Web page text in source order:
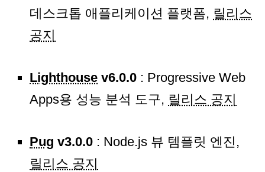
데스크톱 애플리케이션 플랫폼, 릴리스
공지
Lighthouse v6.0.0 : Progressive Web
Apps용 성능 분석 도구, 릴리스 공지
Pug v3.0.0 : Node.js 뷰 템플릿 엔진,
릴리스 공지